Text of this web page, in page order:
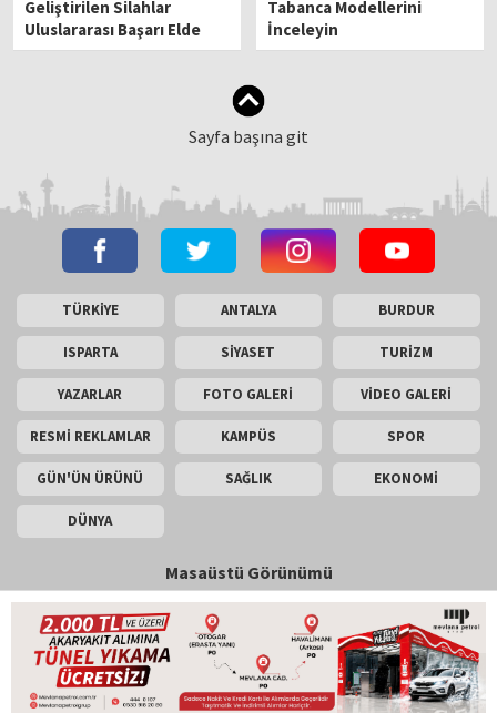
Geliştirilen Silahlar
Uluslararası Başarı Elde
Ediyor
Tabanca Modellerini
İnceleyin
Sayfa başına git
TÜRKİYE ANTALYA BURDUR
ISPARTA SİYASET TURİZM
YAZARLAR FOTO GALERİ VİDEO GALERİ
RESMİ REKLAMLAR KAMPÜS SPOR
GÜN'ÜN ÜRÜNÜ SAĞLIK EKONOMİ
DÜNYA
Masaüstü Görünümü
İletişim
Copyright © 2026 Gün Haber